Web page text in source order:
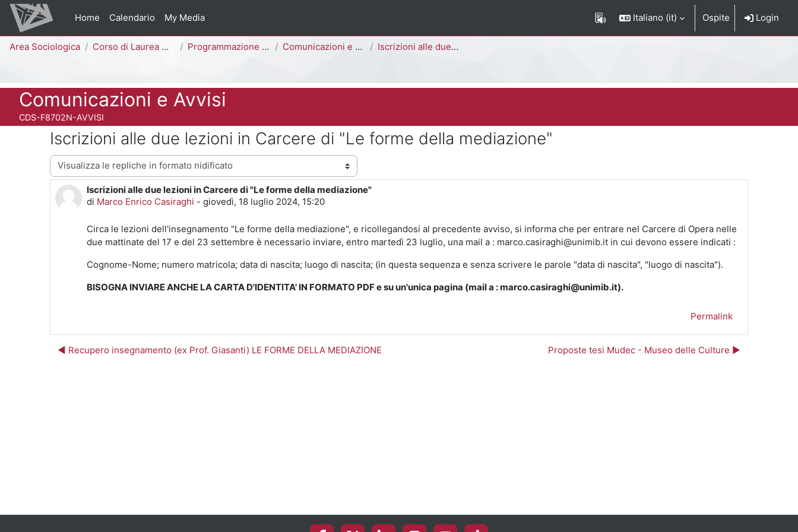
Vai al contenuto principale
Home
Calendario My Media Italiano ‎(it)‎ Ospite Login
Percorso della pagina
Area Sociologica Corso di Laurea Magistrale Programmazione e Gestione delle Politiche e dei Servizi Sociali [F8702N - F8701N] Comunicazioni e Avvisi Iscrizioni alle due lezioni in Carcere di "Le forme della mediazione"
Titolo del corso
Comunicazioni e Avvisi
Codice identificativo del corso
CDS-F8702N-AVVISI
Iscrizioni alle due lezioni in Carcere di "Le forme della mediazione"
Modalità visualizzazione
Iscrizioni alle due lezioni in Carcere di "Le forme della mediazione"
di Marco Enrico Casiraghi - giovedì, 18 luglio 2024, 15:20
Numero di risposte: 0
Circa le lezioni dell'insegnamento "Le forme della mediazione", e ricollegandosi al precedente avviso, si informa che per entrare nel Carcere di Opera nelle
due mattinate del 17 e del 23 settembre è necessario inviare, entro martedì 23 luglio, una mail a : marco.casiraghi@unimib.it in cui devono essere indicati :
Cognome-Nome; numero matricola; data di nascita; luogo di nascita; (in questa sequenza e senza scrivere le parole "data di nascita", "luogo di nascita").
BISOGNA INVIARE ANCHE LA CARTA D'IDENTITA' IN FORMATO PDF e su un'unica pagina (mail a : marco.casiraghi@unimib.it).
Permalink
◀︎ Recupero insegnamento (ex Prof. Giasanti) LE FORME DELLA MEDIAZIONE Proposte tesi Mudec - Museo delle Culture ▶︎